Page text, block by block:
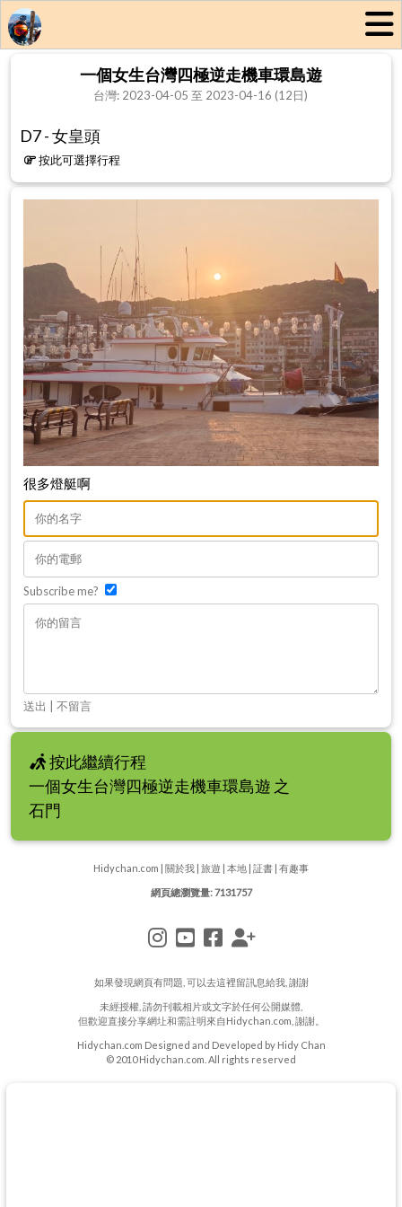
一個女生台灣四極逆走機車環島遊
台灣: 2023-04-05 至 2023-04-16 (12日)
D7 - 女皇頭
按此可選擇行程
很多燈艇啊
Subscribe me?
送出 |不留言
按此繼續行程
一個女生台灣四極逆走機車環島遊 之
石門
Hidychan.com 關於我 旅遊 本地 証書 有趣事
網頁總瀏覽量: 7131757
如果發現網頁有問題, 可以去這裡留訊息給我, 謝謝
未經授權, 請勿刊載相片或文字於任何公開媒體,
但歡迎直接分享網圵和需註明來自Hidychan.com, 謝謝。
Hidychan.com Designed and Developed by Hidy Chan
© 2010 Hidychan.com. All rights reserved